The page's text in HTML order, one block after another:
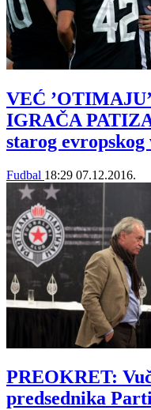
VEĆ
IGRAČA
starog evropskog
Fudbal 18:29 07.12.2016.
PREOKRET:
predsednika